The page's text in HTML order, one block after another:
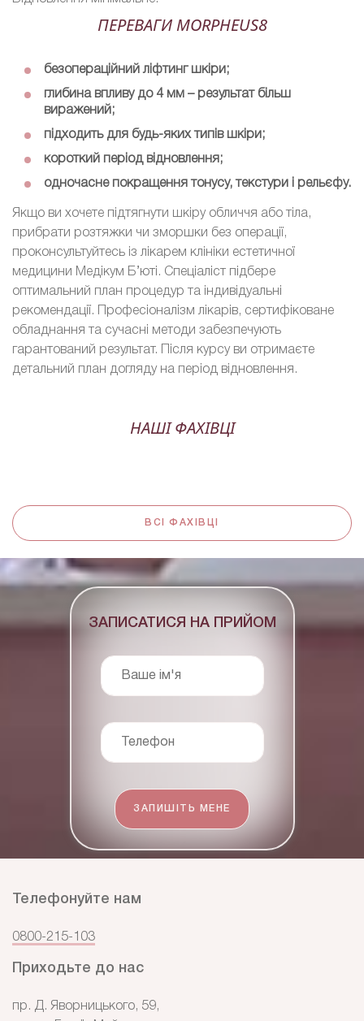
ПЕРЕВАГИ MORPHEUS8
безопераційний ліфтинг шкіри;
глибина впливу до 4 мм – результат більш
виражений;
підходить для будь-яких типів шкіри;
короткий період відновлення;
одночасне покращення тонусу, текстури і рельєфу.
Якщо ви хочете підтягнути шкіру обличчя або тіла,
прибрати розтяжки чи зморшки без операції,
проконсультуйтесь із лікарем клініки естетичної
медицини Медікум Б’юті. Спеціаліст підбере
оптимальний план процедур та індивідуальні
рекомендації. Професіоналізм лікарів, сертифіковане
обладнання та сучасні методи забезпечують
гарантований результат. Після курсу ви отримаєте
детальний план догляду на період відновлення.
НАШІ ФАХІВЦІ
ВСІ ФАХІВЦІ
ЗАПИСАТИСЯ НА ПРИЙОМ
Ваше ім'я
Телефон
ЗАПИШІТЬ МЕНЕ
Телефонуйте нам
0800-215-103
Приходьте до нас
пр. Д. Яворницького, 59,